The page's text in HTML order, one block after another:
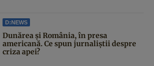
D:NEWS
Dunărea și România, în presa
americană. Ce spun jurnaliștii despre
criza apei?